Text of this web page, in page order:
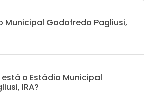
Municipal Godofredo Pagliusi,
o Estádio Municipal
IRA?